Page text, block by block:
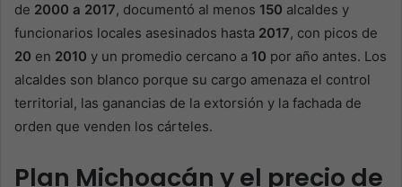
de 2000 a 2017, documentó al menos 150 alcaldes y
funcionarios locales asesinados hasta 2017, con picos de
20 en 2010 y un promedio cercano a 10 por año antes. Los
alcaldes son blanco porque su cargo amenaza el control
territorial, las ganancias de la extorsión y la fachada de
orden que venden los cárteles.
Plan Michoacán y el precio de